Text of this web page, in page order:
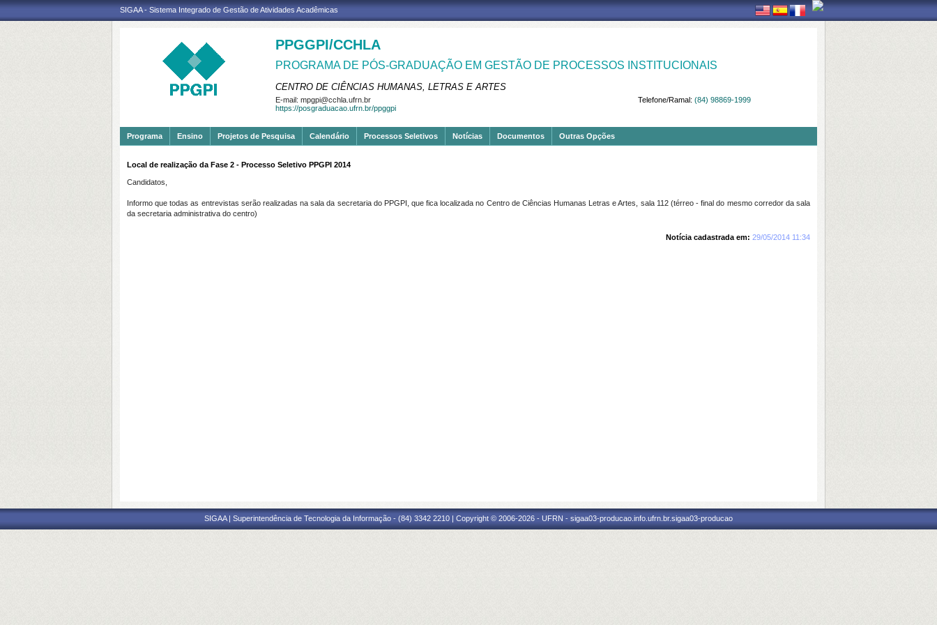
SIGAA - Sistema Integrado de Gestão de Atividades Acadêmicas
PPGGPI/CCHLA
PROGRAMA DE PÓS-GRADUAÇÃO EM GESTÃO DE PROCESSOS INSTITUCIONAIS
CENTRO DE CIÊNCIAS HUMANAS, LETRAS E ARTES
Telefone/Ramal: (84) 98869-1999
E-mail: mpgpi@cchla.ufrn.br
https://posgraduacao.ufrn.br/ppggpi
Programa Ensino Projetos de Pesquisa Calendário Processos Seletivos Notícias Documentos Outras Opções
Local de realização da Fase 2 - Processo Seletivo PPGPI 2014
Candidatos,
Informo que todas as entrevistas serão realizadas na sala da secretaria do PPGPI, que fica localizada no Centro de Ciências Humanas Letras e Artes, sala 112 (térreo - final do mesmo corredor da sala
da secretaria administrativa do centro)
Notícia cadastrada em: 29/05/2014 11:34
SIGAA | Superintendência de Tecnologia da Informação - (84) 3342 2210 | Copyright © 2006-2026 - UFRN - sigaa03-producao.info.ufrn.br.sigaa03-producao